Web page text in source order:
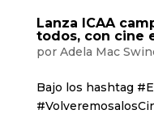
Lanza ICAA
todos, con cine
por Adela Mac
Bajo los hashtag